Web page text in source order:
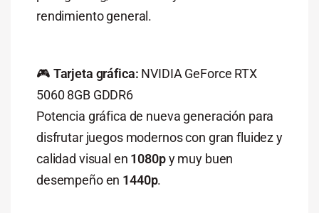
rendimiento general.
🎮 Tarjeta gráfica: NVIDIA GeForce RTX
5060 8GB GDDR6
Potencia gráfica de nueva generación para
disfrutar juegos modernos con gran fluidez y
calidad visual en 1080py muy buen
desempeño en 1440p.